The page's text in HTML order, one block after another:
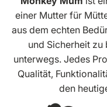
einer Mutter für
aus dem echten
und Sicherheit zu
unterwegs. Jedes
Qualität,
den